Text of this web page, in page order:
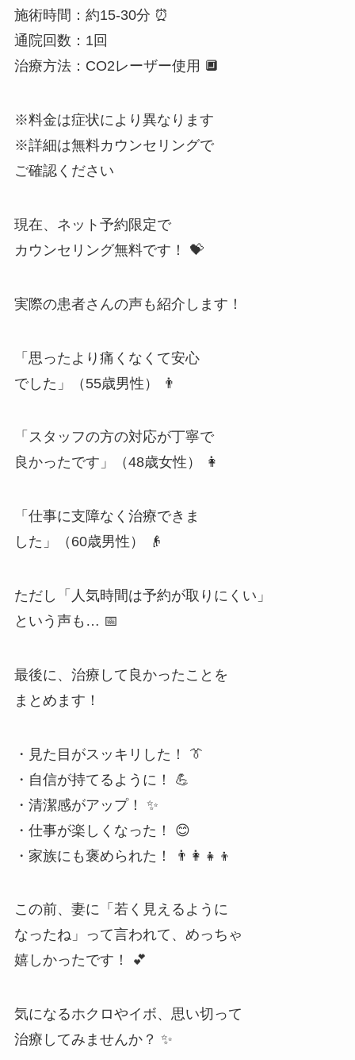
施術時間：約15-30分 ⏰
通院回数：1回
治療方法：CO2レーザー使用 🔲
※料金は症状により異なります
※詳細は無料カウンセリングで
ご確認ください
現在、ネット予約限定で
カウンセリング無料です！ 💝
実際の患者さんの声も紹介します！
「思ったより痛くなくて安心
でした」（55歳男性） 👨
「スタッフの方の対応が丁寧で
良かったです」（48歳女性） 👩
「仕事に支障なく治療できま
した」（60歳男性） 👴
ただし「人気時間は予約が取りにくい」
という声も… 📅
最後に、治療して良かったことを
まとめます！
・見た目がスッキリした！ 👔
・自信が持てるように！ 💪
・清潔感がアップ！ ✨
・仕事が楽しくなった！ 😊
・家族にも褒められた！ 👨‍👩‍👧‍👦
この前、妻に「若く見えるように
なったね」って言われて、めっちゃ
嬉しかったです！ 💕
気になるホクロやイボ、思い切って
治療してみませんか？ ✨